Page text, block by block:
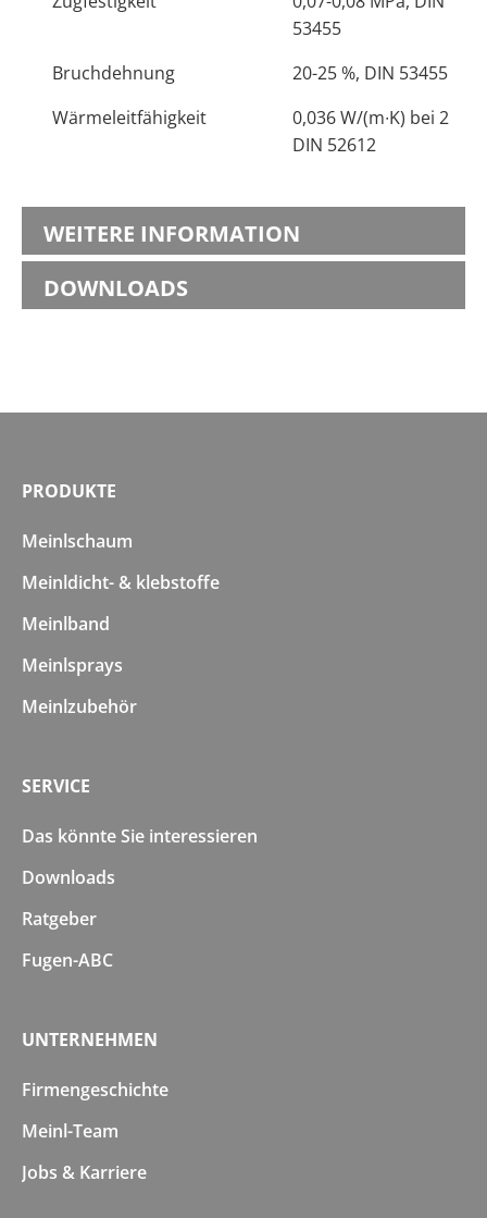
53455
Bruchdehnung
20-25 %, DIN 53455
Wärmeleitfähigkeit
0,036 W/(m∙K) bei 20 °C,
DIN 52612
WEITERE INFORMATION
DOWNLOADS
PRODUKTE
Meinlschaum
Meinldicht- & klebstoffe
Meinlband
Meinlsprays
Meinlzubehör
SERVICE
Das könnte Sie interessieren
Downloads
Ratgeber
Fugen-ABC
UNTERNEHMEN
Firmengeschichte
Meinl-Team
Jobs & Karriere